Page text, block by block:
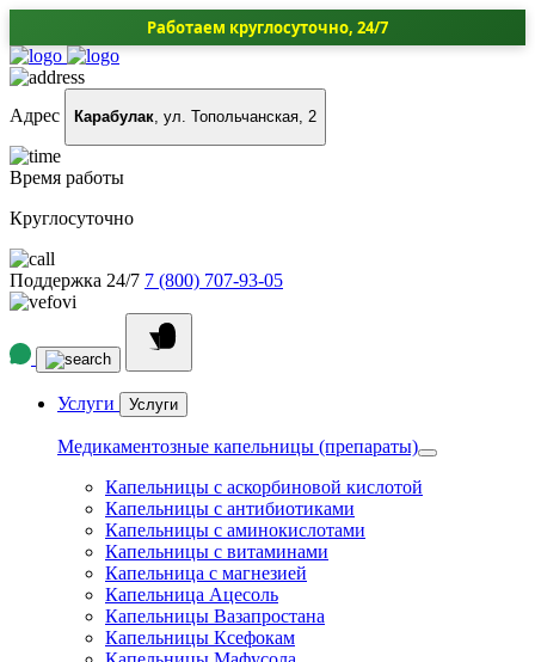
Работаем круглосуточно, 24/7
Адрес Карабулак, ул. Топольчанская, 2
Время работы
Круглосуточно
Поддержка 24/7 7 (800) 707-93-05
Услуги Услуги
Медикаментозные капельницы (препараты)
Капельницы с аскорбиновой кислотой
Капельницы с антибиотиками
Капельницы с аминокислотами
Капельницы с витаминами
Капельница с магнезией
Капельница Ацесоль
Капельницы Вазапростана
Капельницы Ксефокам